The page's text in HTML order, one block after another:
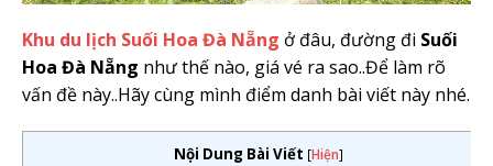
Khu du lịch Suối Hoa Đà Nẵng ở đâu, đường đi Suối
Hoa Đà Nẵng như thế nào, giá vé ra sao..Để làm rõ
vấn đề này..Hãy cùng mình điểm danh bài viết này nhé.
Nội Dung Bài Viết [Hiện]